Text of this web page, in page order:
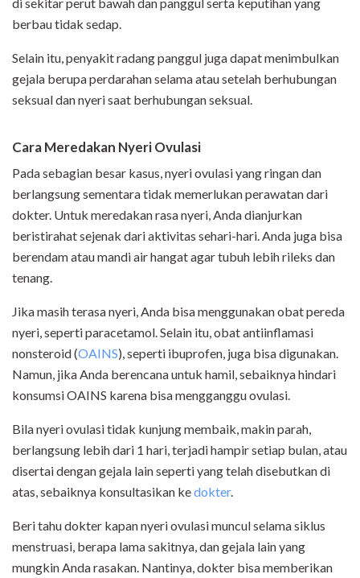
berbau tidak sedap.
Selain itu, penyakit radang panggul juga dapat menimbulkan
gejala berupa perdarahan selama atau setelah berhubungan
seksual dan nyeri saat berhubungan seksual.
Cara Meredakan Nyeri Ovulasi
Pada sebagian besar kasus, nyeri ovulasi yang ringan dan
berlangsung sementara tidak memerlukan perawatan dari
dokter. Untuk meredakan rasa nyeri, Anda dianjurkan
beristirahat sejenak dari aktivitas sehari-hari. Anda juga bisa
berendam atau mandi air hangat agar tubuh lebih rileks dan
tenang.
Jika masih terasa nyeri, Anda bisa menggunakan obat pereda
nyeri, seperti paracetamol. Selain itu, obat antiinflamasi
nonsteroid (OAINS), seperti ibuprofen, juga bisa digunakan.
Namun, jika Anda berencana untuk hamil, sebaiknya hindari
konsumsi OAINS karena bisa mengganggu ovulasi.
Bila nyeri ovulasi tidak kunjung membaik, makin parah,
berlangsung lebih dari 1 hari, terjadi hampir setiap bulan, atau
disertai dengan gejala lain seperti yang telah disebutkan di
atas, sebaiknya konsultasikan kedokter.
Beri tahu dokter kapan nyeri ovulasi muncul selama siklus
menstruasi, berapa lama sakitnya, dan gejala lain yang
mungkin Anda rasakan. Nantinya, dokter bisa memberikan